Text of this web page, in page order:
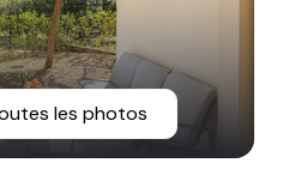
les photos